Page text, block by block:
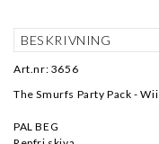
BESKRIVNING
Art.nr: 3656
The Smurfs Party Pack - Wii
PAL BEG